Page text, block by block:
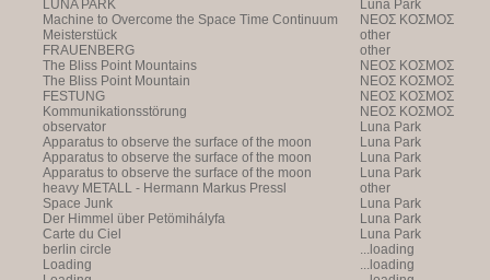
LUNA PARK
Luna Park
Machine to Overcome the Space Time Continuum
NEOΣ KOΣMOΣ
Meisterstück
other
FRAUENBERG
other
The Bliss Point Mountains
NEOΣ KOΣMOΣ
The Bliss Point Mountain
NEOΣ KOΣMOΣ
FESTUNG
NEOΣ KOΣMOΣ
Kommunikationsstörung
NEOΣ KOΣMOΣ
observator
Luna Park
Apparatus to observe the surface of the moon
Luna Park
Apparatus to observe the surface of the moon
Luna Park
Apparatus to observe the surface of the moon
Luna Park
heavy METALL - Hermann Markus Pressl
other
Space Junk
Luna Park
Der Himmel über Petömihályfa
Luna Park
Carte du Ciel
Luna Park
berlin circle
...loading
Loading
...loading